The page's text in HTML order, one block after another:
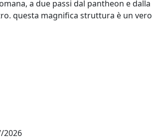
a due passi dal pantheon e dalla
questa magnifica struttura è un vero
2026